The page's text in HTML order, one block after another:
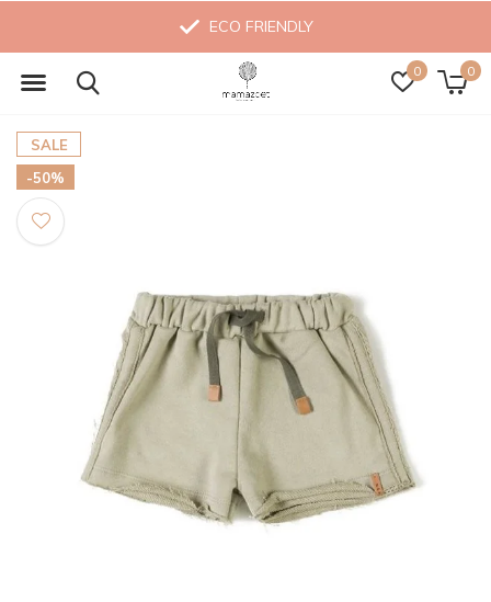
0 0
ECO FRIENDLY
SALE
-50%